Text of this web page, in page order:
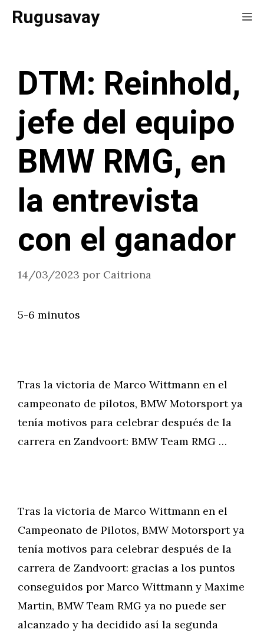
SaltarRugusavay
DTM: Reinhold,
jefe del equipo
BMW RMG, en
la entrevista
con el ganador
14/03/2023 por Caitriona
5-6 minutos
Tras la victoria de Marco Wittmann en el
campeonato de pilotos, BMW Motorsport ya
tenía motivos para celebrar después de la
carrera en Zandvoort: BMW Team RMG …
Tras la victoria de Marco Wittmann en el
Campeonato de Pilotos, BMW Motorsport ya
tenía motivos para celebrar después de la
carrera de Zandvoort: gracias a los puntos
conseguidos por Marco Wittmann y Maxime
Martin, BMW Team RMG ya no puede ser
alcanzado y ha decidido así la segunda